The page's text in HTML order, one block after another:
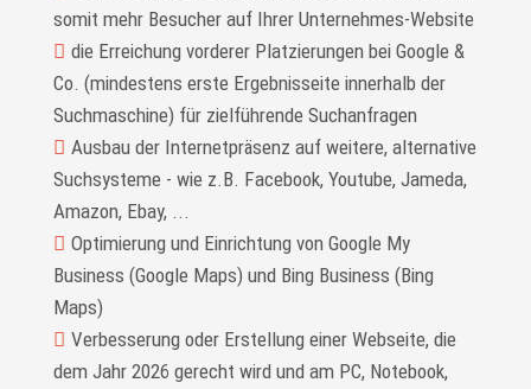
somit mehr Besucher auf Ihrer Unternehmes-Website
die Erreichung vorderer Platzierungen bei Google &
Co. (mindestens erste Ergebnisseite innerhalb der
Suchmaschine) für zielführende Suchanfragen
Ausbau der Internetpräsenz auf weitere, alternative
Suchsysteme - wie z.B. Facebook, Youtube, Jameda,
Amazon, Ebay, ...
Optimierung und Einrichtung von Google My
Business (Google Maps) und Bing Business (Bing
Maps)
Verbesserung oder Erstellung einer Webseite, die
dem Jahr 2026 gerecht wird und am PC, Notebook,